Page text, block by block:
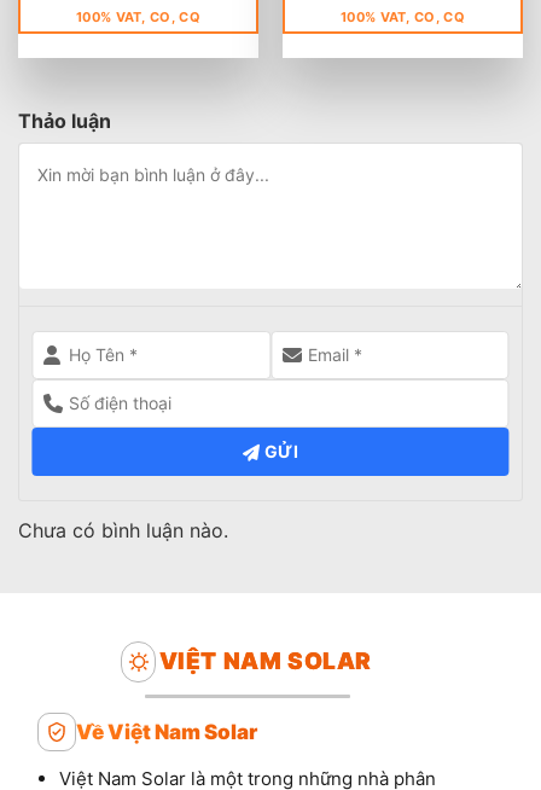
100% VAT, CO, CQ
100% VAT, CO, CQ
Thảo luận
GỬI
Chưa có bình luận nào.
VIỆT NAM SOLAR
Về Việt Nam Solar
Việt Nam Solar là một trong những nhà phân